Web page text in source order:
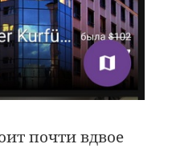
почти вдвое